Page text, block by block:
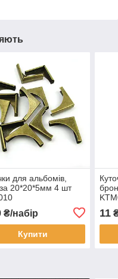
для альбомів,
20*20*5мм 4 шт
₴/набір
Купити
11